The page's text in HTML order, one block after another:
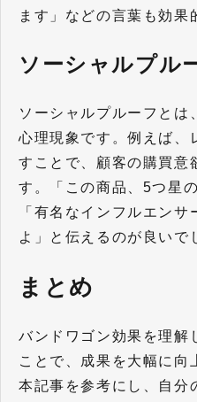
ます」などの言葉も効果
ソーシャルプル
ソーシャルプルーフとは
心理現象です。例えば、
すことで、顧客の購買意
す。「この商品、5つ星
「有名なインフルエン
よ」と伝えるのが良いで
まとめ
バンドワゴン効果を理解
ことで、成果を大幅に向
本記事を参考にし、自分